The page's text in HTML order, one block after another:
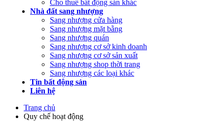
Cho thuê bất động sản khác
Nhà đất sang nhượng
Sang nhượng cửa hàng
Sang nhượng mặt bằng
Sang nhượng quán
Sang nhượng cơ sở kinh doanh
Sang nhượng cơ sở sản xuất
Sang nhượng shop thời trang
Sang nhượng các loại khác
Tin bất động sản
Liên hệ
Trang chủ
Quy chế hoạt động